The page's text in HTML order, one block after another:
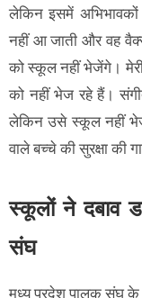
लेकिन इसमें
नहीं आ जाती और वह
को स्कूल नहीं भेजेंगे।
को नहीं भेज रहे हैं।
लेकिन उसे स्कूल नहीं
वाले बच्चे की सुरक्षा की
स्कूलों ने दबाव
संघ
मध्य प्रदेश पालक संघ के